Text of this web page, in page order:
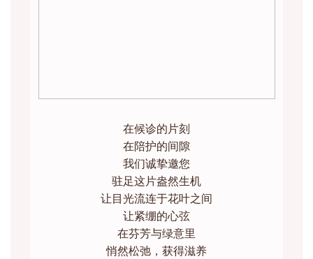
在候诊的片刻
在陪护的间隙
我们诚挚邀您
驻足这片盎然生机
让目光流连于花叶之间
让紧绷的心弦
在芬芳与绿意里
悄然松弛，获得滋养